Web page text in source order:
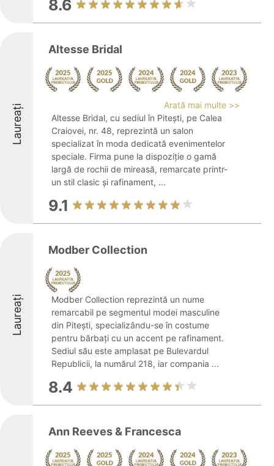
8.6
Laureați
Altesse Bridal
Arată mai multe >>
Altesse Bridal, cu sediul în Pitești, pe Calea
Craiovei, nr. 48, reprezintă un salon
specializat în moda dedicată evenimentelor
speciale. Firma pune la dispoziție o gamă
largă de rochii de mireasă, remarcate printr-
un stil clasic și rafinament, ...
9.1
Laureați
Modber Collection
Modber Collection reprezintă un nume
remarcabil pe segmentul modei masculine
din Pitești, specializându-se în costume
pentru bărbați cu un accent pe rafinament.
Sediul său este amplasat pe Bulevardul
Republicii, la numărul 218, iar compania ...
8.4
Ann Reeves & Francesca